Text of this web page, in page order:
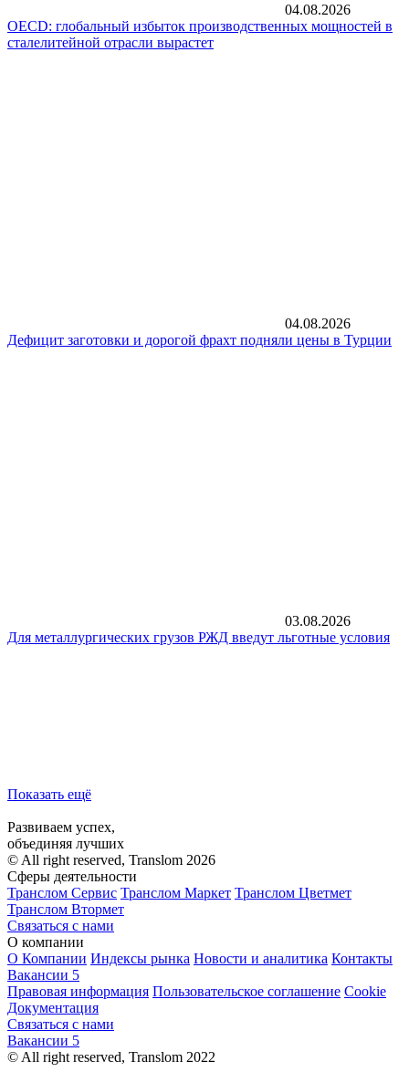
04.08.2026
OECD: глобальный избыток производственных мощностей в
сталелитейной отрасли вырастет
04.08.2026
Дефицит заготовки и дорогой фрахт подняли цены в Турции
03.08.2026
Для металлургических грузов РЖД введут льготные условия
Показать ещё
Развиваем успех,
объединяя лучших
© All right reserved, Translom 2026
Сферы деятельности
Транслом Сервис Транслом Маркет Транслом Цветмет
Транслом Втормет
Связаться с нами
О компании
О Компании Индексы рынка Новости и аналитика Контакты
Вакансии 5
Правовая информация Пользовательское соглашение Cookie
Документация
Связаться с нами
Вакансии 5
© All right reserved, Translom 2022